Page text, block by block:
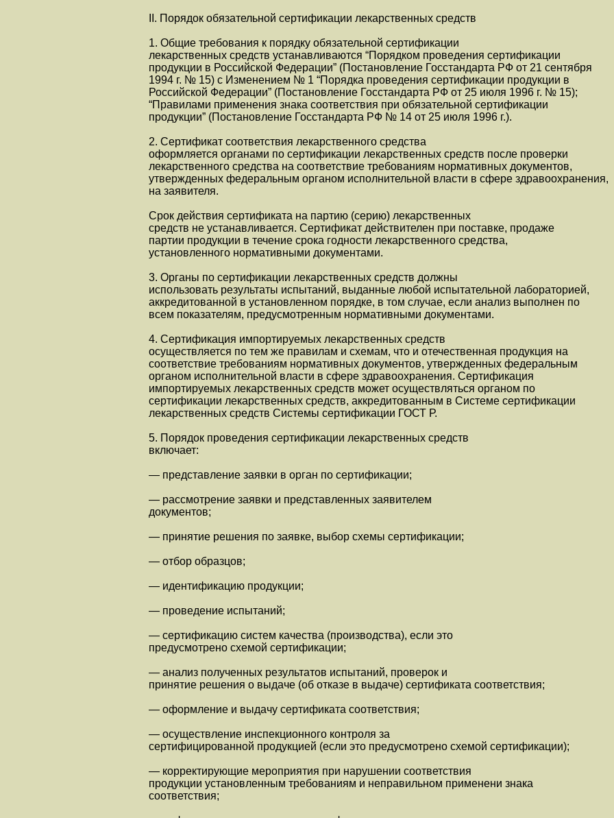
II. Порядок обязательной сертификации лекарственных средств
1. Общие требования к порядку обязательной сертификации
лекарственных средств устанавливаются “Порядком проведения сертификации
продукции в Российской Федерации” (Постановление Госстандарта РФ от 21 сентября
1994 г. № 15) с Изменением № 1 “Порядка проведения сертификации продукции в
Российской Федерации” (Постановление Госстандарта РФ от 25 июля 1996 г. № 15);
“Правилами применения знака соответствия при обязательной сертификации
продукции” (Постановление Госстандарта РФ № 14 от 25 июля 1996 г.).
2. Сертификат соответствия лекарственного средства
оформляется органами по сертификации лекарственных средств после проверки
лекарственного средства на соответствие требованиям нормативных документов,
утвержденных федеральным органом исполнительной власти в сфере здравоохранения,
на заявителя.
Срок действия сертификата на партию (серию) лекарственных
средств не устанавливается. Сертификат действителен при поставке, продаже
партии продукции в течение срока годности лекарственного средства,
установленного нормативными документами.
3. Органы по сертификации лекарственных средств должны
использовать результаты испытаний, выданные любой испытательной лабораторией,
аккредитованной в установленном порядке, в том случае, если анализ выполнен по
всем показателям, предусмотренным нормативными документами.
4. Сертификация импортируемых лекарственных средств
осуществляется по тем же правилам и схемам, что и отечественная продукция на
соответствие требованиям нормативных документов, утвержденных федеральным
органом исполнительной власти в сфере здравоохранения. Сертификация
импортируемых лекарственных средств может осуществляться органом по
сертификации лекарственных средств, аккредитованным в Системе сертификации
лекарственных средств Системы сертификации ГОСТ Р.
5. Порядок проведения сертификации лекарственных средств
включает:
— представление заявки в орган по сертификации;
— рассмотрение заявки и представленных заявителем
документов;
— принятие решения по заявке, выбор схемы сертификации;
— отбор образцов;
— идентификацию продукции;
— проведение испытаний;
— сертификацию систем качества (производства), если это
предусмотрено схемой сертификации;
— анализ полученных результатов испытаний, проверок и
принятие решения о выдаче (об отказе в выдаче) сертификата соответствия;
— оформление и выдачу сертификата соответствия;
— осуществление инспекционного контроля за
сертифицированной продукцией (если это предусмотрено схемой сертификации);
— корректирующие мероприятия при нарушении соответствия
продукции установленным требованиям и неправильном применени знака
соответствия;